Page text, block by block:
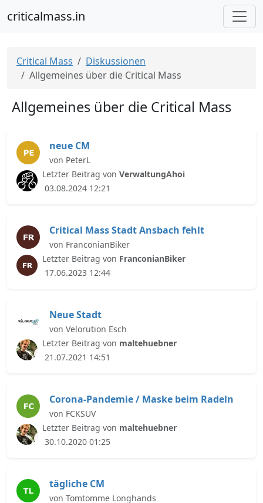
criticalmass.in
Critical Mass
Diskussionen
Allgemeines über die Critical Mass
Allgemeines über die Critical Mass
neue CM
von PeterL
Letzter Beitrag von VerwaltungAhoi
03.08.2024 12:21
Critical Mass Stadt Ansbach fehlt
von FranconianBiker
Letzter Beitrag von FranconianBiker
17.06.2023 12:44
Neue Stadt
von Velorution Esch
Letzter Beitrag von maltehuebner
21.07.2021 14:51
Corona-Pandemie / Maske beim Radeln
von FCKSUV
Letzter Beitrag von maltehuebner
30.10.2020 01:25
tägliche CM
von Tomtomme Longhands